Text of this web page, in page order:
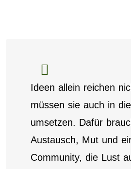
Ideen allein reichen
müssen sie auch in
umsetzen. Dafür
Austausch, Mut und
Community, die Lust